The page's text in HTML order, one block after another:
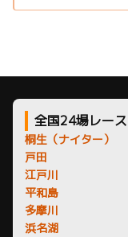
全国24場レー
桐生（ナイター）
戸田
江戸川
平和島
多摩川
浜名湖